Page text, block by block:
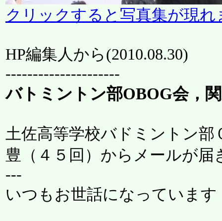
クリックすると写真集が現れ
HP編集人から(2010.08.30)
---------------------
バトミントン部OBOG会，
土佐高等学校バドミントン部
豊（４５回）からメールが届
---
いつもお世話になっています